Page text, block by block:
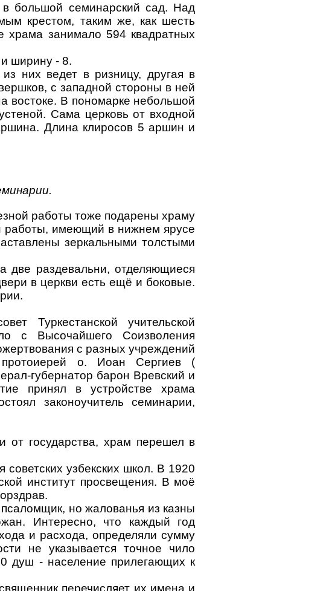
большой семинарский сад. Над
крестом, таким же, как шесть
храма занимало 594 квадратных
ширину - 8.
них ведет в ризницу, другая в
с западной стороны в ней
востоке. В пономарке небольшой
Сама церковь от входной
Длина клиросов 5 аршин и
работы тоже подарены храму
работы, имеющий в нижнем ярусе
зеркальными толстыми
две раздевальни, отделяющиеся
в церкви есть ещё и боковые.
Туркестанской учительской
с Высочайшего Соизволения
с разных учреждений
о. Иоан Сергиев (
губернатор барон Вревский и
принял в устройстве храма
законоучитель семинарии,
от государства, храм перешел в
узбекских школ. В 1920
институт просвещения. В моё
но жалованья из казны
Интересно, что каждый год
и расхода, определяли сумму
не указывается точное чило
душ - население прилегающих к
перечисляет их имена и